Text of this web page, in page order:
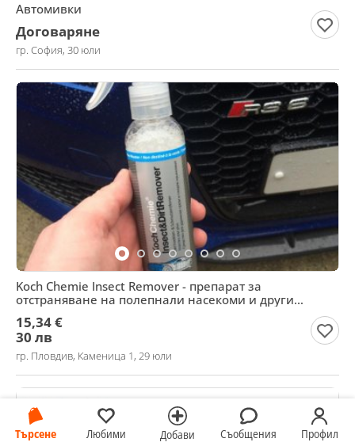
Търсене Любими Добави Съобщения Профил
Автомивки
Договаряне
гр. София, 30 юли
Koch Chemie Insect Remover - препарат за
отстраняване на полепнали насекоми и други
15,34 €
30 лв
гр. Пловдив, Каменица 1, 29 юли